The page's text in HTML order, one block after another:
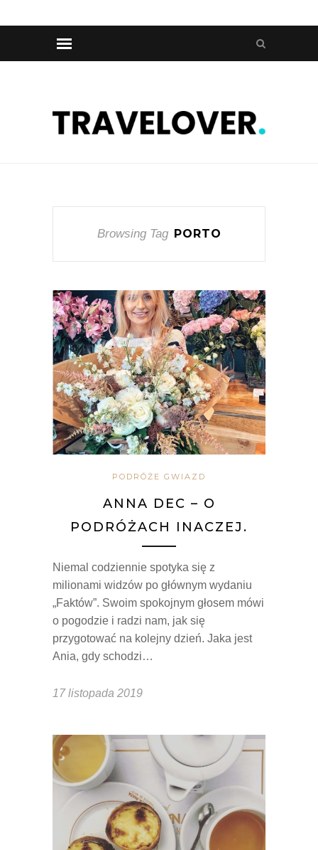
Browsing Tag PORTO
PODRÓŻE GWIAZD
ANNA DEC – O
PODRÓŻACH INACZEJ.
Niemal codziennie spotyka się z
milionami widzów po głównym wydaniu
„Faktów”. Swoim spokojnym głosem mówi
o pogodzie i radzi nam, jak się
przygotować na kolejny dzień. Jaka jest
Ania, gdy schodzi…
17 listopada 2019